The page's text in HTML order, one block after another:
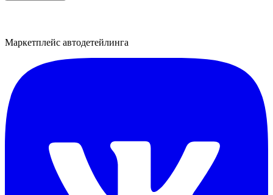
Маркетплейс автодетейлинга